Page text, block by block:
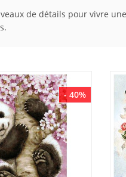
de détails pour vivre
- 40%